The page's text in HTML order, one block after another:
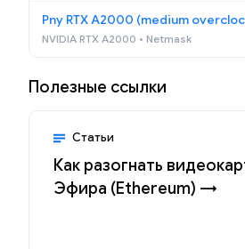
Pny RTX A2000 (medium
NVIDIA RTX A2000 • Netmask
Полезные ссылки
Статьи
Как разогнать
Эфира (Ethereum) →